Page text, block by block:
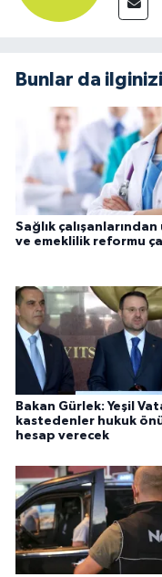
Bunlar da
Sağlık
ve emeklilik reformu
Bakan Gürlek: Yeşil
kastedenler hukuk
hesap verecek